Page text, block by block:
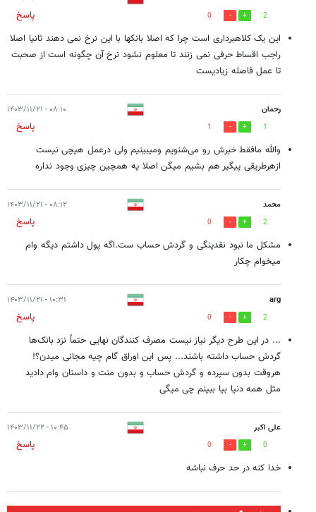
2
0
پاسخ
این یک کلاهبرداری است چرا که اصلا بانکها با این نرخ نمی دهند ثانیا اصلا
راجب اقساط حرفی نمی زنند تا معلوم نشود نرخ آن چگونه است از صحبت
تا عمل فاصله زیادیست
رحمان ۰۸:۱۰ - ۱۴۰۳/۱۱/۲۱
1
1
پاسخ
والله مافقط خبرش رو می‌شنویم ومیبینیم ولی درعمل هیچی نیست
ازهرطریقی پیگیر هم بشیم میگن اصلا یه همچین چیزی وجود نداره
محمد ۰۸:۱۲ - ۱۴۰۳/۱۱/۲۱
2
0
پاسخ
مشکل ما نبود نقدینگی و گردش حساب ست.اگه پول داشتم دیگه وام
میخوام چکار
arg ۱۰:۳۱ - ۱۴۰۳/۱۱/۲۱
2
0
پاسخ
... در این طرح دیگر نیاز نیست مصرف کنندگان نهایی حتماً نزد بانک‌ها
گردش حساب داشته باشند... پس این اوراق گام چیه مجانی میدن؟!
هروقت بدون سپرده و گردش حساب و بدون منت و داستان وام دادید
مثل همه دنیا بیا ببینم چی میگی
علی اکبر ۱۰:۴۵ - ۱۴۰۳/۱۱/۲۲
0
0
پاسخ
خدا کنه در حد حرف نباشه